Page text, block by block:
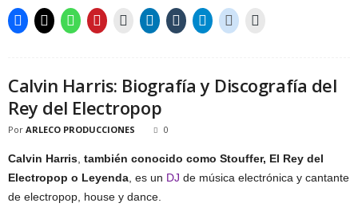
Calvin Harris: Biografía y Discografía del
Rey del Electropop
Por ARLECO PRODUCCIONES 0
Calvin Harris también conocido como Stouffer, El Rey del
Electropop o Leyenda , es un DJ de música electrónica y cantante
de electropop, house y dance.